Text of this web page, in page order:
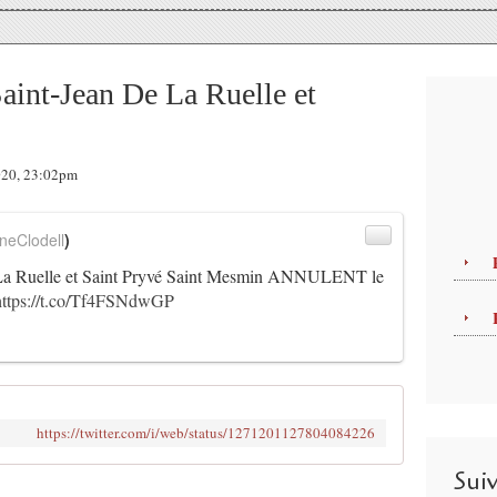
Jean De La Ruelle et
23:02pm
Ruelle et Saint Pryvé Saint Mesmin ANNULENT le
t.co/Tf4FSNdwGP
)
https://twitter.com/i/web/status/1271201127804084226